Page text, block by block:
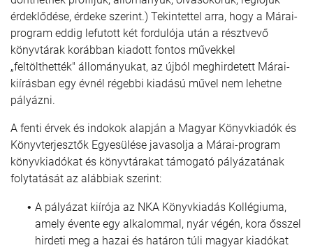
érdeklődése, érdeke szerint.) Tekintettel arra, hogy a Márai-
program eddig lefutott két fordulója után a résztvevő
könyvtárak korábban kiadott fontos művekkel
„feltölthették" állományukat, az újból meghirdetett Márai-
kiírásban egy évnél régebbi kiadású művel nem lehetne
pályázni.
A fenti érvek és indokok alapján a Magyar Könyvkiadók és
Könyvterjesztők Egyesülése javasolja a Márai-program
könyvkiadókat és könyvtárakat támogató pályázatának
folytatását az alábbiak szerint:
A pályázat kiírója az NKA Könyvkiadás Kollégiuma,
amely évente egy alkalommal, nyár végén, kora ősszel
hirdeti meg a hazai és határon túli magyar kiadókat